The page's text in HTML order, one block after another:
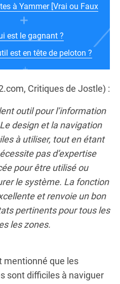
à Yammer [Vrai ou Faux
est le gagnant ?
est en tête de peloton ?
Critiques de Jostle) :
outil pour l’information
design et la navigation
à utiliser, tout en étant
pas d’expertise
pour être utilisé ou
le système. La fonction
et renvoie un bon
pertinents pour tous les
les zones.
mentionné que les
sont difficiles à naviguer